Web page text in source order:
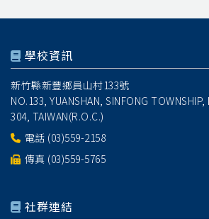
學校資訊
新竹縣新豐鄉員山村133號
NO.133, YUANSHAN, SINFONG
304, TAIWAN(R.O.C.)
電話 (03)559-2158
傳真 (03)559-5765
社群連結